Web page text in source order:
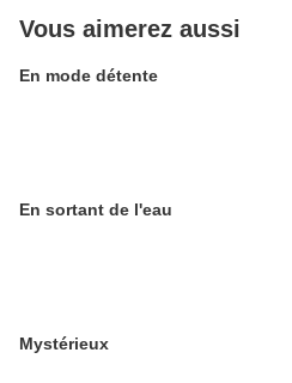
Vous aimerez aussi
En mode détente
En sortant de l'eau
Mystérieux